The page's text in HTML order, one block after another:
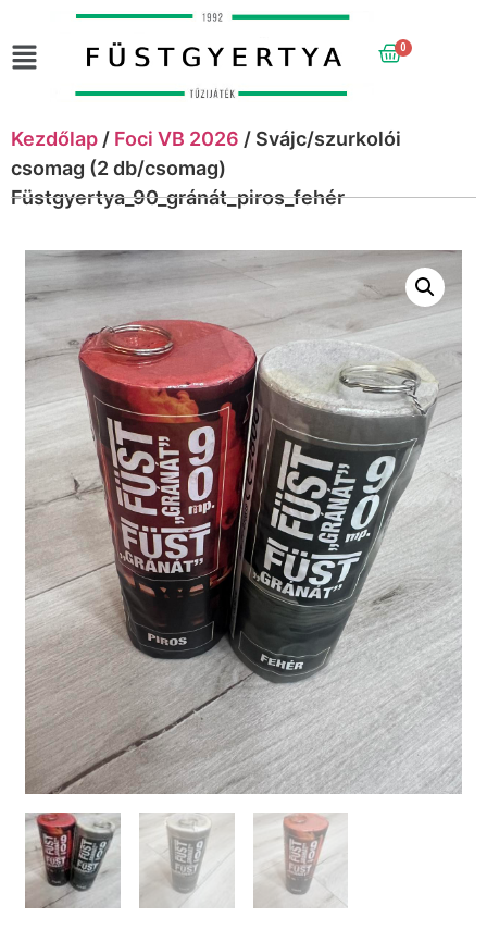
0
Kezdőlap / Foci VB 2026 / Svájc/szurkolói
csomag (2 db/csomag)
Füstgyertya_90_gránát_piros_fehér